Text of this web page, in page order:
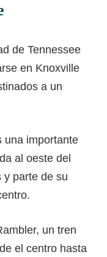
de Tennessee
en Knoxville
a un
una importante
al oeste del
y parte de su
un tren
el centro hasta